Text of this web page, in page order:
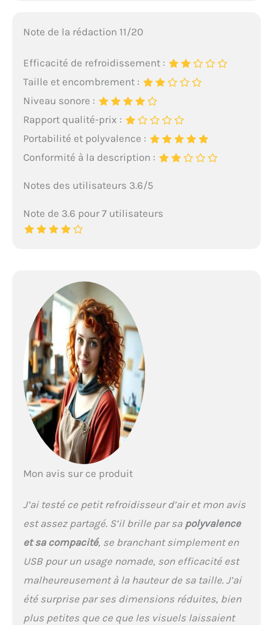
Note de la rédaction 11/20
Efficacité de refroidissement :
Taille et encombrement :
Niveau sonore :
Rapport qualité-prix :
Portabilité et polyvalence :
Conformité à la description :
Notes des utilisateurs 3.6/5
Note de 3.6 pour 7 utilisateurs
Mon avis sur ce produit
J’ai testé ce petit refroidisseur d’air et mon avis
est assez partagé. S’il brille par sa polyvalence
et sa compacité, se branchant simplement en
USB pour un usage nomade, son efficacité est
malheureusement à la hauteur de sa taille. J’ai
été surprise par ses dimensions réduites, bien
plus petites que ce que les visuels laissaient